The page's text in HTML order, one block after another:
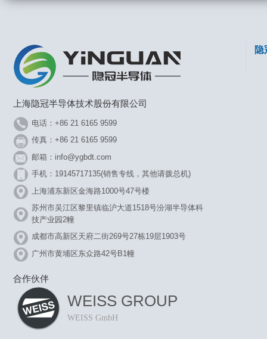
上海隐冠半导体技术股份有限公司
电话：+86 21 6165 9599
传真：+86 21 6165 9599
邮箱：info@ygbdt.com
手机：19145717135(销售专线，其他请拨总机)
上海浦东新区金海路1000号47号楼
苏州市吴江区黎里镇临沪大道1518号汾湖半导体科
技产业园2幢
成都市高新区天府二街269号27栋19层1903号
广州市黄埔区东众路42号B1幢
合作伙伴
WEISS GROUP
WEISS GmbH
隐